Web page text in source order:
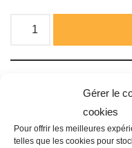
Gérer le
cookies
Pour offrir les meilleures
telles que les cookies pour
ARROSAGE